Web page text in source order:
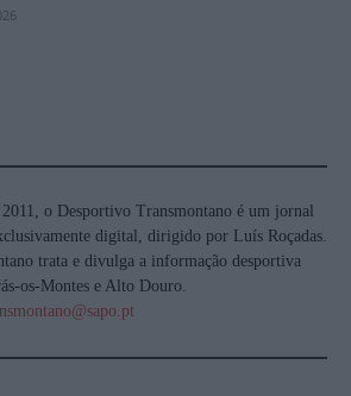
2011, o Desportivo Transmontano é um jornal
digital, dirigido por Luís Roçadas.
trata e divulga a informação desportiva
os-Montes e Alto Douro.